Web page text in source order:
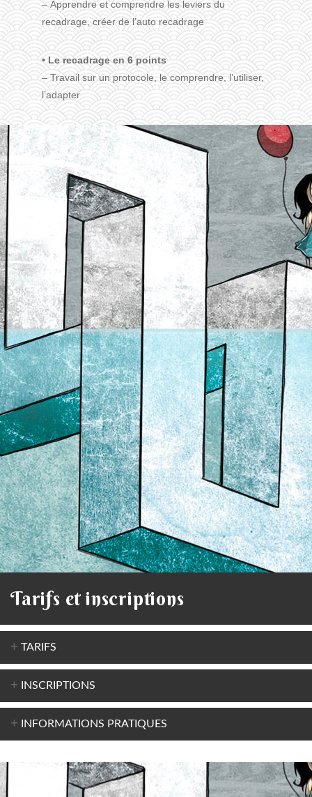
– Apprendre et comprendre les leviers du
recadrage, créer de l’auto recadrage
• Le recadrage en 6 points
– Travail sur un protocole, le comprendre, l’utiliser,
l’adapter
Tarifs et inscriptions
TARIFS
INSCRIPTIONS
INFORMATIONS PRATIQUES